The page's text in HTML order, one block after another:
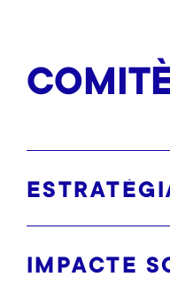
IMPACTE